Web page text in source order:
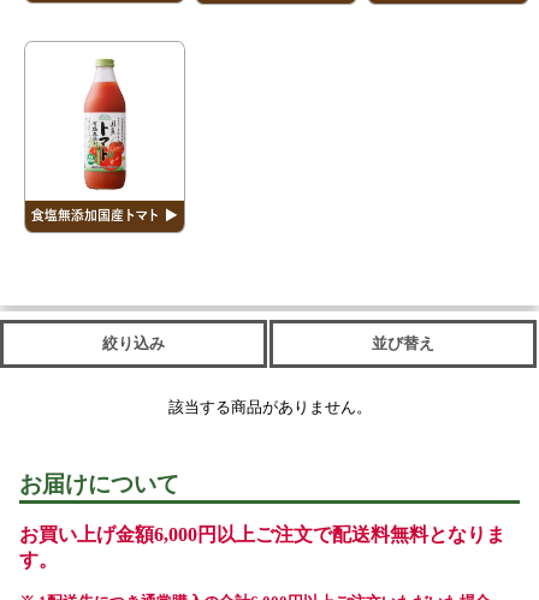
絞り込み 並び替え
該当する商品がありません。